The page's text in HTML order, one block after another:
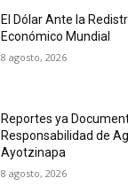
El Dólar Ante la
Económico Mundial
8 agosto, 2026
Reportes ya
Responsabilidad de
Ayotzinapa
8 agosto, 2026